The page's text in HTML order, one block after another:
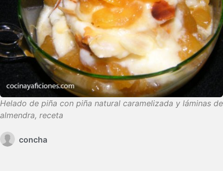
Helado de piña con piña natural caramelizada y láminas de
almendra, receta
concha